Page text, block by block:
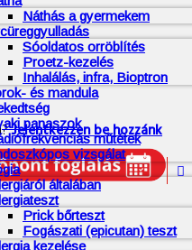
Náthás a gyermekem
Sóoldatos orröblítés
Proetz-kezelés
Inhalálás, infra, Bioptron
és mandula
panaszok
műtétek
vizsgálat

általában
Prick bőrteszt
Fogászati (epicutan) teszt
kezelése
Jelentkezzen be hozzánk